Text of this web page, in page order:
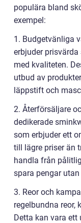
populära bland
exempel:
1. Budgetvänliga
erbjuder
med kvaliteten.
utbud av
läppstift och
2. Återförsäljare
dedikerade
som erbjuder ett
till lägre priser än
handla från
spara pengar
3. Reor och
regelbundna reor,
Detta kan vara